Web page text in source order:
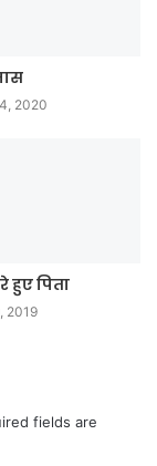
2020
हुए पिता
2019
fields are